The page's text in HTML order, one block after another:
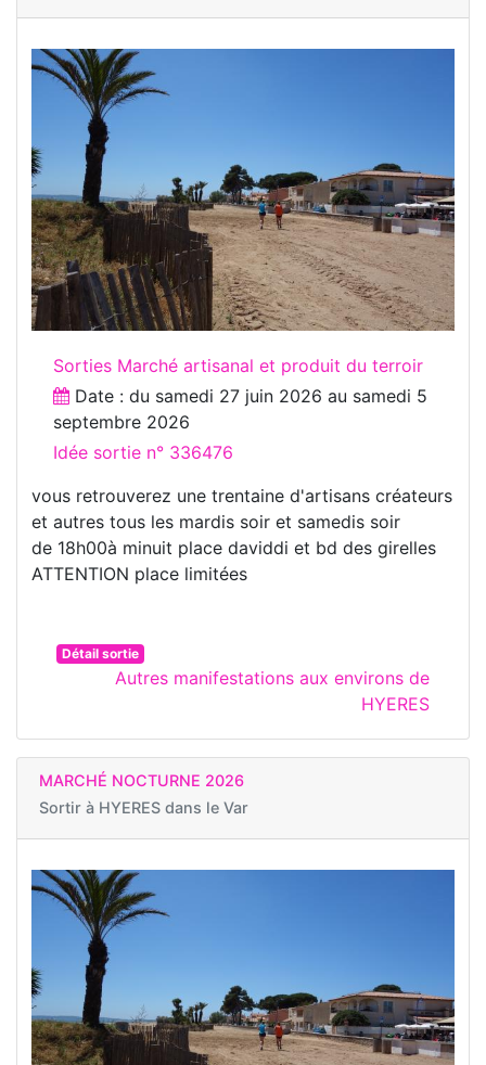
Sorties Marché artisanal et produit du terroir
Date : du samedi 27 juin 2026 au samedi 5
septembre 2026
Idée sortie n° 336476
vous retrouverez une trentaine d'artisans créateurs
et autres tous les mardis soir et samedis soir
de 18h00à minuit place daviddi et bd des girelles
ATTENTION place limitées
Détail sortie
Autres manifestations aux environs de
HYERES
MARCHÉ NOCTURNE 2026
Sortir à HYERES dans le Var